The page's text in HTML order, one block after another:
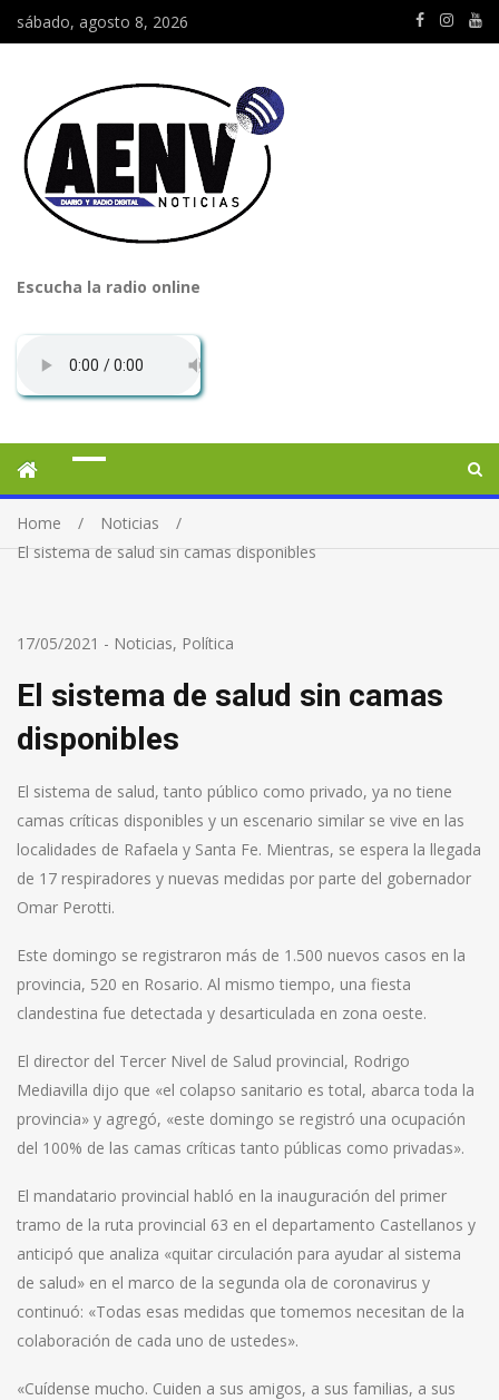
sábado, agosto 8, 2026
Escucha la radio online
Home
Noticias
El sistema de salud sin camas disponibles
17/05/2021 - Noticias, Política
El sistema de salud sin camas
disponibles
El sistema de salud, tanto público como privado, ya no tiene
camas críticas disponibles y un escenario similar se vive en las
localidades de Rafaela y Santa Fe. Mientras, se espera la llegada
de 17 respiradores y nuevas medidas por parte del gobernador
Omar Perotti.
Este domingo se registraron más de 1.500 nuevos casos en la
provincia, 520 en Rosario. Al mismo tiempo, una fiesta
clandestina fue detectada y desarticulada en zona oeste.
El director del Tercer Nivel de Salud provincial, Rodrigo
Mediavilla dijo que «el colapso sanitario es total, abarca toda la
provincia» y agregó, «este domingo se registró una ocupación
del 100% de las camas críticas tanto públicas como privadas».
El mandatario provincial habló en la inauguración del primer
tramo de la ruta provincial 63 en el departamento Castellanos y
anticipó que analiza «quitar circulación para ayudar al sistema
de salud» en el marco de la segunda ola de coronavirus y
continuó: «Todas esas medidas que tomemos necesitan de la
colaboración de cada uno de ustedes».
«Cuídense mucho. Cuiden a sus amigos, a sus familias, a sus